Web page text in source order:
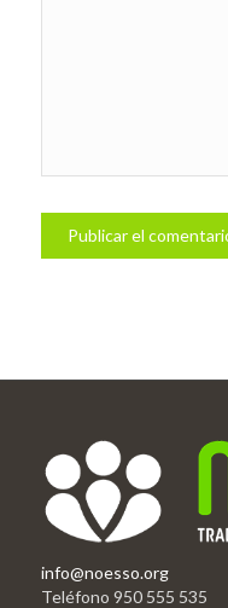
info@noesso.org
Teléfono 950 555 535